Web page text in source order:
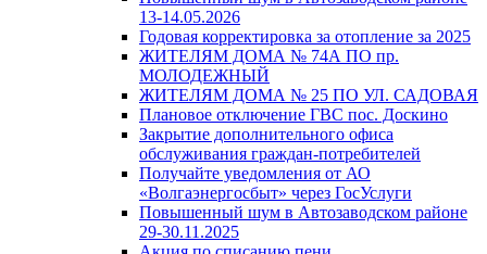
13-14.05.2026
Годовая корректировка за отопление за 2025
ЖИТЕЛЯМ ДОМА № 74А ПО пр.
МОЛОДЕЖНЫЙ
ЖИТЕЛЯМ ДОМА № 25 ПО УЛ. САДОВАЯ
Плановое отключение ГВС пос. Доскино
Закрытие дополнительного офиса
обслуживания граждан-потребителей
Получайте уведомления от АО
«Волгаэнергосбыт» через ГосУслуги
Повышенный шум в Автозаводском районе
29-30.11.2025